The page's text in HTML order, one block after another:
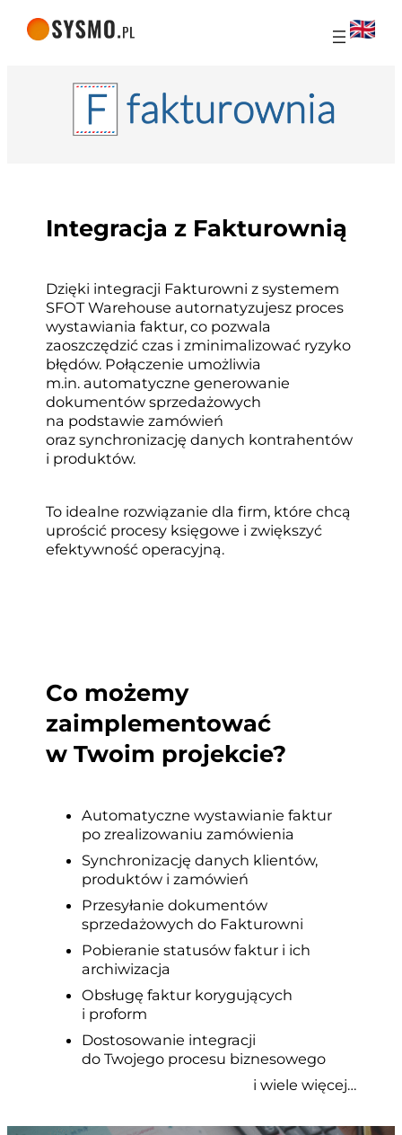
Integracja z Fakturownią
Dzięki integracji Fakturowni z systemem
SFOT Warehouse autornatyzujesz proces
wystawiania faktur, co pozwala
zaoszczędzić czas i zminimalizować ryzyko
błędów. Połączenie umożliwia
m.in. automatyczne generowanie
dokumentów sprzedażowych
na podstawie zamówień
oraz synchronizację danych kontrahentów
i produktów.
To idealne rozwiązanie dla firm, które chcą
uprościć procesy księgowe i zwiększyć
efektywność operacyjną.
Co możemy
zaimplementować
w Twoim projekcie?
Automatyczne wystawianie faktur
po zrealizowaniu zamówienia
Synchronizację danych klientów,
produktów i zamówień
Przesyłanie dokumentów
sprzedażowych do Fakturowni
Pobieranie statusów faktur i ich
archiwizacja
Obsługę faktur korygujących
i proform
Dostosowanie integracji
do Twojego procesu biznesowego
i wiele więcej…